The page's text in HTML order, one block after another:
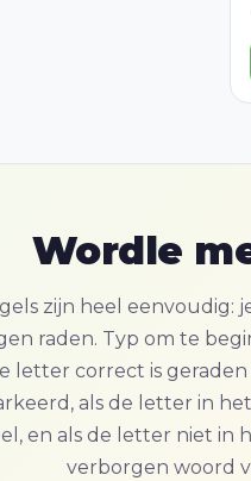
Wordle
zijn heel eenvoudig:
raden. Typ om te
letter correct is
als de letter in
en als de letter niet in
verborgen woord